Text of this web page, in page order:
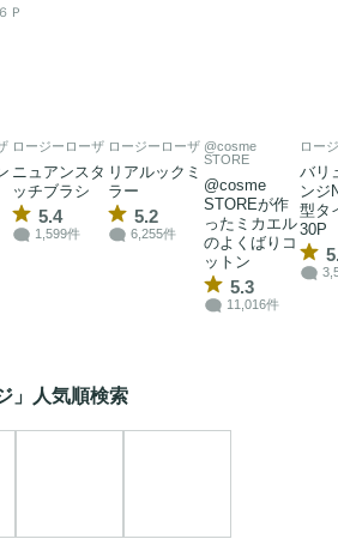
Ｐ
ロージーローザ
ニュアンスタ
ッチブラシ
5.4
1,599件
ロージーローザ
リアルックミ
ラー
5.2
6,255件
@cosme
STORE
@cosme
STOREが作
ったミカエル
のよくばりコ
ットン
5.3
11,016件
ロー
バリ
ンジ
型タ
30P
」人気順検索